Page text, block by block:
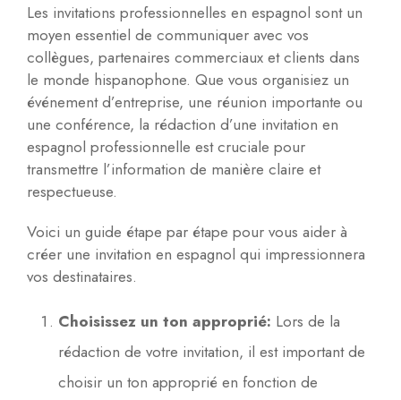
Les invitations professionnelles en espagnol sont un
moyen essentiel de communiquer avec vos
collègues, partenaires commerciaux et clients dans
le monde hispanophone. Que vous organisiez un
événement d’entreprise, une réunion importante ou
une conférence, la rédaction d’une invitation en
espagnol professionnelle est cruciale pour
transmettre l’information de manière claire et
respectueuse.
Voici un guide étape par étape pour vous aider à
créer une invitation en espagnol qui impressionnera
vos destinataires.
Choisissez un ton approprié: Lors de la
rédaction de votre invitation, il est important de
choisir un ton approprié en fonction de